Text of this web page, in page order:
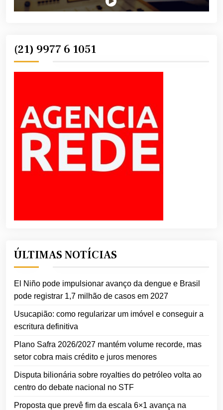
(21) 9977 6 1051
ÚLTIMAS NOTÍCIAS
El Niño pode impulsionar avanço da dengue e Brasil
pode registrar 1,7 milhão de casos em 2027
Usucapião: como regularizar um imóvel e conseguir a
escritura definitiva
Plano Safra 2026/2027 mantém volume recorde, mas
setor cobra mais crédito e juros menores
Disputa bilionária sobre royalties do petróleo volta ao
centro do debate nacional no STF
Proposta que prevê fim da escala 6×1 avança na